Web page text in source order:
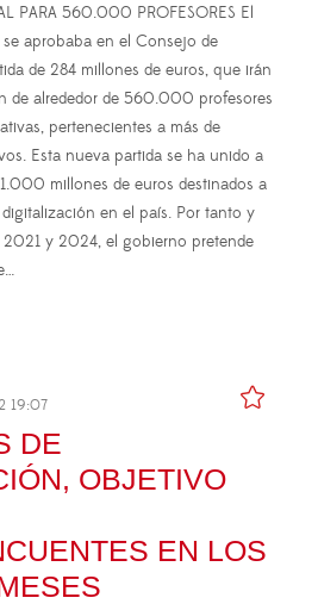
PARA 560.000 PROFESORES El
aprobaba en el Consejo de
de 284 millones de euros, que irán
de alrededor de 560.000 profesores
pertenecientes a más de
Esta nueva partida se ha unido a
millones de euros destinados a
en el país. Por tanto y
y 2024, el gobierno pretende
19:07
DE
OBJETIVO
EN LOS